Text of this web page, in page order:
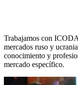
Trabajamos con
mercados ruso y
conocimiento y
mercado específico.